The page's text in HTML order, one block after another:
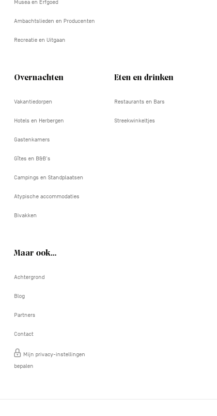
Musea en Erfgoed
Ambachtslieden en Producenten
Recreatie en Uitgaan
Overnachten
Vakantiedorpen
Hotels en Herbergen
Gastenkamers
Gîtes en B&B's
Campings en Standplaatsen
Atypische accommodaties
Bivakken
Eten en drinken
Restaurants en Bars
Streekwinkeltjes
Maar ook…
Achtergrond
Blog
Partners
Contact
Mijn privacy-instellingen
bepalen